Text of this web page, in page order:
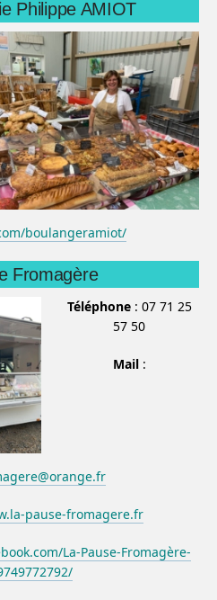
Philippe AMIOT
boulangeramiot/
Fromagère
Téléphone: 07 71 25
57 50
Mail:
pause-fromagere.fr
La-Pause-Fromagère-